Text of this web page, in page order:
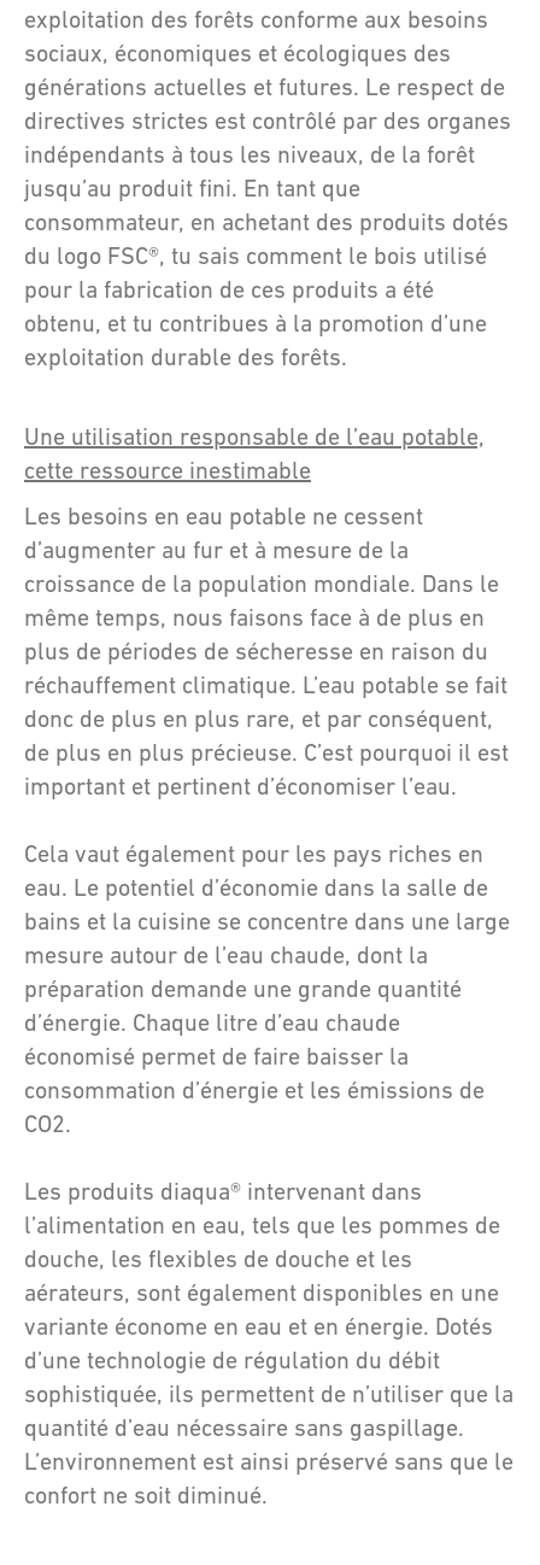
exploitation des forêts conforme aux besoins
sociaux, économiques et écologiques des
générations actuelles et futures. Le respect de
directives strictes est contrôlé par des organes
indépendants à tous les niveaux, de la forêt
jusqu’au produit fini. En tant que
consommateur, en achetant des produits dotés
du logo FSC®, tu sais comment le bois utilisé
pour la fabrication de ces produits a été
obtenu, et tu contribues à la promotion d’une
exploitation durable des forêts.
Une utilisation responsable de l’eau potable,
cette ressource inestimable
Les besoins en eau potable ne cessent
d’augmenter au fur et à mesure de la
croissance de la population mondiale. Dans le
même temps, nous faisons face à de plus en
plus de périodes de sécheresse en raison du
réchauffement climatique. L’eau potable se fait
donc de plus en plus rare, et par conséquent,
de plus en plus précieuse. C’est pourquoi il est
important et pertinent d’économiser l’eau.
Cela vaut également pour les pays riches en
eau. Le potentiel d’économie dans la salle de
bains et la cuisine se concentre dans une large
mesure autour de l’eau chaude, dont la
préparation demande une grande quantité
d’énergie. Chaque litre d’eau chaude
économisé permet de faire baisser la
consommation d’énergie et les émissions de
CO2.
Les produits diaqua® intervenant dans
l’alimentation en eau, tels que les pommes de
douche, les flexibles de douche et les
aérateurs, sont également disponibles en une
variante économe en eau et en énergie. Dotés
d’une technologie de régulation du débit
sophistiquée, ils permettent de n’utiliser que la
quantité d’eau nécessaire sans gaspillage.
L’environnement est ainsi préservé sans que le
confort ne soit diminué.